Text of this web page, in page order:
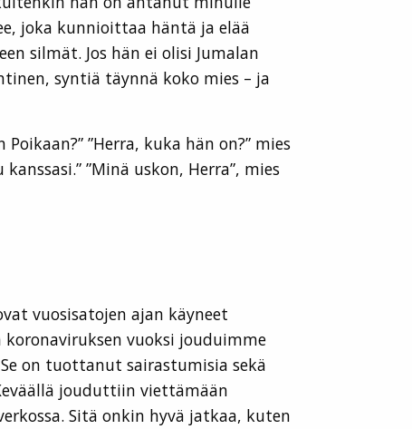
joka kunnioittaa häntä ja elää
silmät. Jos hän ei olisi Jumalan
syntiä täynnä koko mies – ja
”Herra, kuka hän on?” mies
”Minä uskon, Herra”, mies
vuosisatojen ajan käyneet
vuoksi jouduimme
on tuottanut sairastumisia sekä
jouduttiin viettämään
Sitä onkin hyvä jatkaa, kuten